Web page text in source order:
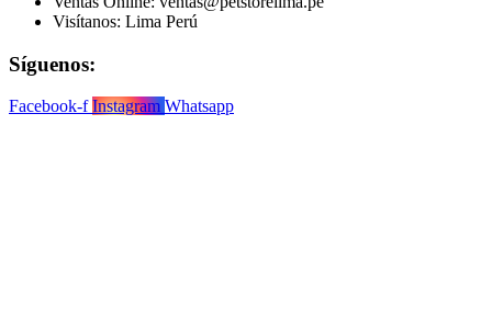
Visítanos: Lima Perú
Síguenos:
Facebook-f Instagram Whatsapp